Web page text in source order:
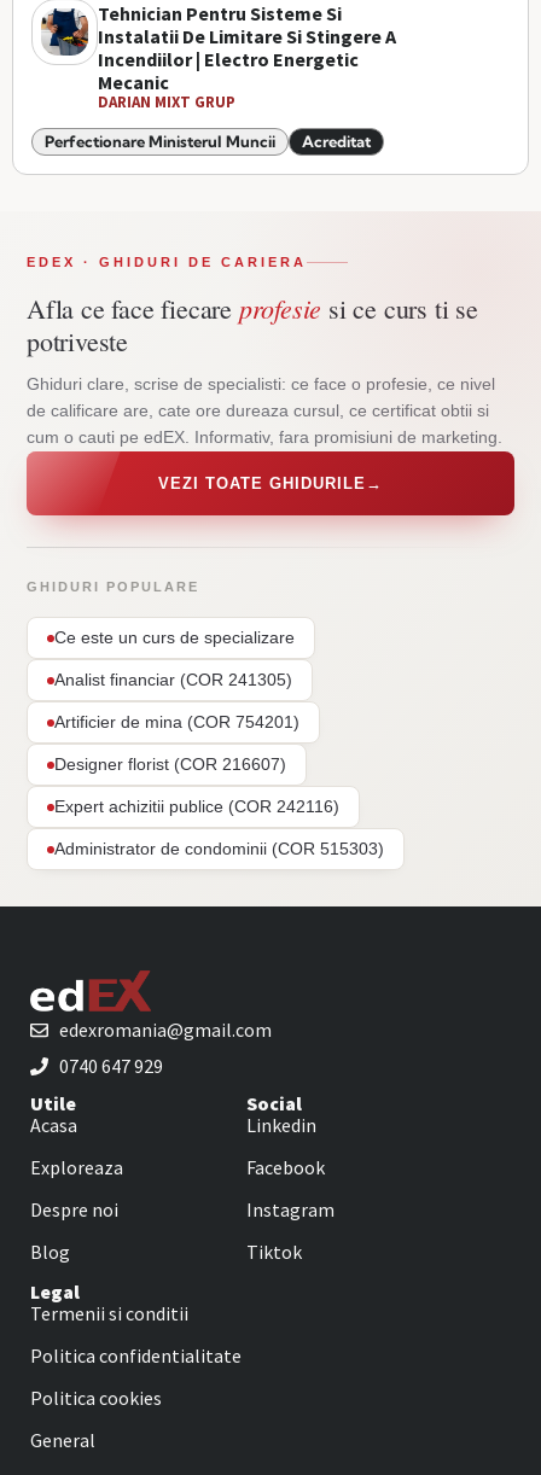
Tehnician Pentru Sisteme Si
Instalatii De Limitare Si Stingere A
Incendiilor | Electro Energetic
Mecanic
DARIAN MIXT GRUP
Perfectionare Ministerul Muncii Acreditat
EDEX · GHIDURI DE CARIERA
Afla ce face fiecare profesie si ce curs ti se
potriveste
Ghiduri clare, scrise de specialisti: ce face o profesie, ce nivel
de calificare are, cate ore dureaza cursul, ce certificat obtii si
cum o cauti pe edEX. Informativ, fara promisiuni de marketing.
VEZI TOATE GHIDURILE →
GHIDURI POPULARE
Ce este un curs de specializare
Analist financiar (COR 241305)
Artificier de mina (COR 754201)
Designer florist (COR 216607)
Expert achizitii publice (COR 242116)
Administrator de condominii (COR 515303)
edexromania@gmail.com
0740 647 929
Utile
Acasa
Exploreaza
Despre noi
Blog
Social
Linkedin
Facebook
Instagram
Tiktok
Legal
Termenii si conditii
Politica confidentialitate
Politica cookies
General